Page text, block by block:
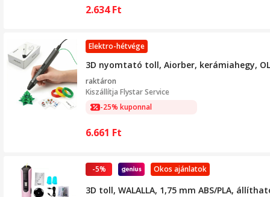
2.634Ft
Elektro-hétvége
3D nyomtató toll, Aiorber, kerámiahegy,
raktáron
Kiszállítja Flystar Service
-25% kuponnal
6.661 Ft
Okos ajánlatok
-5%
3D toll, WALALLA, 1,75 mm ABS/PLA,